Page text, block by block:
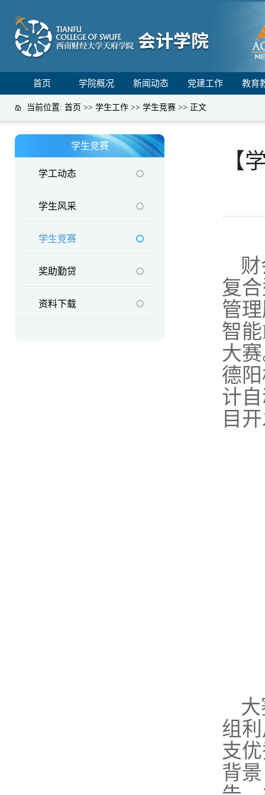
首页 学院概况 新闻动态 党建工作 教育
当前位置: 首页 >> 学生工作 >> 学生竞赛 >> 正文
学生竞赛
学工动态
学生风采
学生竞赛
奖助勤贷
资料下载
【
复
管
智
大
德
计
目
组
支
背